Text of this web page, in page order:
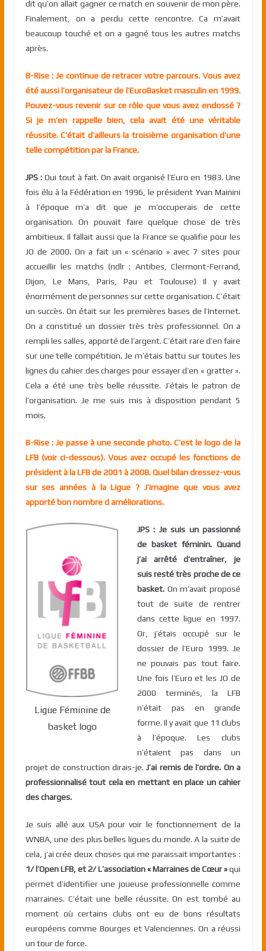
dit qu’on allait gagner ce match en souvenir de mon père.
Finalement, on a perdu cette rencontre. Ca m’avait
beaucoup touché et on a gagné tous les autres matchs
après.
B-Rise : Je continue de retracer votre parcours. Vous avez
été aussi l’organisateur de l’EuroBasket masculin en 1999.
Pouvez-vous revenir sur ce rôle que vous avez endossé ?
Si je m’en rappelle bien, cela avait été une véritable
réussite. C’était d’ailleurs la troisième organisation d’une
telle compétition par la France.
JPS : Oui tout à fait. On avait organisé l’Euro en 1983. Une
fois élu à la Fédération en 1996, le président Yvan Mainini
à l’époque m’a dit que je m’occuperais de cette
organisation. On pouvait faire quelque chose de très
ambitieux. Il fallait aussi que la France se qualifie pour les
JO de 2000. On a fait un « scénario » avec 7 sites pour
accueillir les matchs (ndlr : Antibes, Clermont-Ferrand,
Dijon, Le Mans, Paris, Pau et Toulouse) Il y avait
énormément de personnes sur cette organisation. C’était
un succès. On était sur les premières bases de l’Internet.
On a constitué un dossier très très professionnel. On a
rempli les salles, apporté de l’argent. C’était rare d’en faire
sur une telle compétition. Je m’étais battu sur toutes les
lignes du cahier des charges pour essayer d’en « gratter ».
Cela a été une très belle réussite. J’étais le patron de
l’organisation. Je me suis mis à disposition pendant 5
mois.
B-Rise : Je passe à une seconde photo. C’est le logo de la
LFB (voir ci-dessous). Vous avez occupé les fonctions de
président à la LFB de 2001 à 2008. Quel bilan dressez-vous
sur ses années à la Ligue ? J’imagine que vous avez
apporté bon nombre d améliorations.
Ligue Féminine de
basket logo
JPS : Je suis un passionné
de basket féminin. Quand
j’ai arrêté d’entraîner, je
suis resté très proche de ce
basket.On m’avait proposé
tout de suite de rentrer
dans cette ligue en 1997.
Or, j’étais occupé sur le
dossier de l’Euro 1999. Je
ne pouvais pas tout faire.
Une fois l’Euro et les JO de
2000 terminés, la LFB
n’était pas en grande
forme. Il y avait que 11 clubs
à l’époque. Les clubs
n’étaient pas dans un
projet de construction dirais-je.J’ai remis de l’ordre. On a
professionnalisé tout cela en mettant en place un cahier
des charges.
Je suis allé aux USA pour voir le fonctionnement de la
WNBA, une des plus belles ligues du monde. A la suite de
cela, j’ai crée deux choses qui me paraissait importantes :
1/ l’Open LFB, et 2/ L’association « Marraines de Cœur »qui
permet d’identifier une joueuse professionnelle comme
marraines. C’était une belle réussite. On est tombé au
moment où certains clubs ont eu de bons résultats
européens comme Bourges et Valenciennes. On a réussi
un tour de force.